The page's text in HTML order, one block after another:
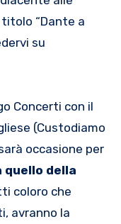
“Dante a
su
Concerti con il
(Custodiamo
occasione per
quello della
coloro che
avranno la